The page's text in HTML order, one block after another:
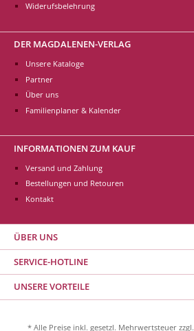
Widerufsbelehrung
DER MAGDALENEN-VERLAG
Unsere Kataloge
Partner
Über uns
Familienplaner & Kalender
INFORMATIONEN ZUM KAUF
Versand und Zahlung
Bestellungen und Retouren
Kontakt
ÜBER UNS
SERVICE-HOTLINE
UNSERE VORTEILE
* Alle Preise inkl. gesetzl. Mehrwertsteuer zzgl.